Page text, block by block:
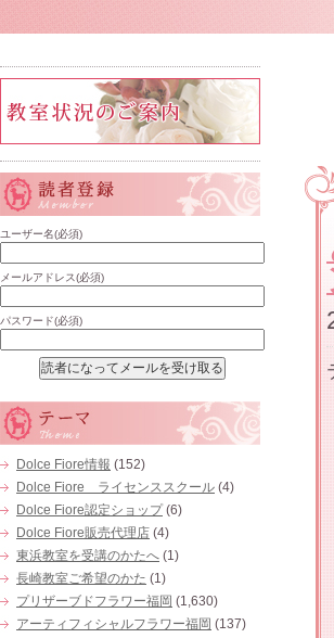
ユーザー名(必須)
メールアドレス(必須)
パスワード(必須)
Dolce Fiore情報 (152)
Dolce Fiore ライセンススクール (4)
Dolce Fiore認定ショップ(6)
Dolce Fiore販売代理店 (4)
東浜教室を受講のかたへ (1)
長崎教室ご希望のかた (1)
プリザーブドフラワー福岡 (1,630)
アーティフィシャルフラワー福岡 (137)